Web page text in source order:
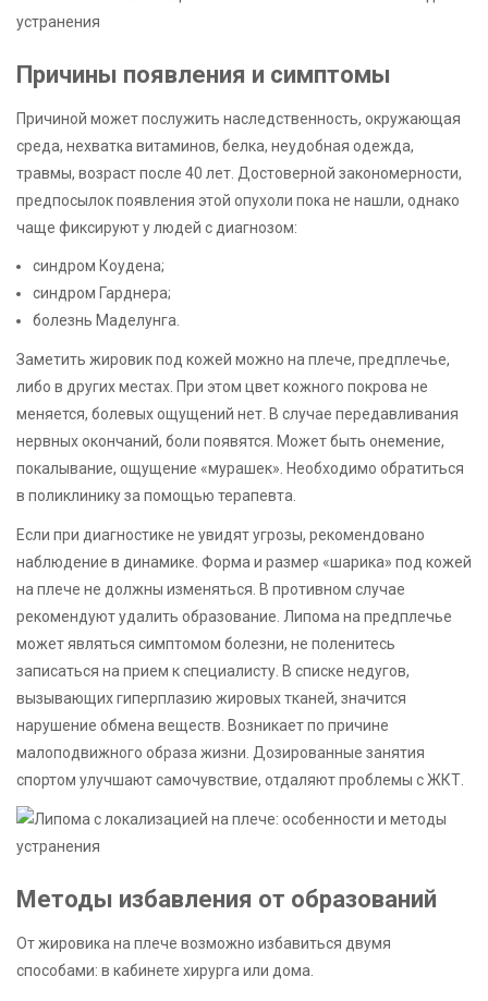
Причины появления и симптомы
Причиной может послужить наследственность, окружающая
среда, нехватка витаминов, белка, неудобная одежда,
травмы, возраст после 40 лет. Достоверной закономерности,
предпосылок появления этой опухоли пока не нашли, однако
чаще фиксируют у людей с диагнозом:
синдром Коудена;
синдром Гарднера;
болезнь Маделунга.
Заметить жировик под кожей можно на плече, предплечье,
либо в других местах. При этом цвет кожного покрова не
меняется, болевых ощущений нет. В случае передавливания
нервных окончаний, боли появятся. Может быть онемение,
покалывание, ощущение «мурашек». Необходимо обратиться
в поликлинику за помощью терапевта.
Если при диагностике не увидят угрозы, рекомендовано
наблюдение в динамике. Форма и размер «шарика» под кожей
на плече не должны изменяться. В противном случае
рекомендуют удалить образование. Липома на предплечье
может являться симптомом болезни, не поленитесь
записаться на прием к специалисту. В списке недугов,
вызывающих гиперплазию жировых тканей, значится
нарушение обмена веществ. Возникает по причине
малоподвижного образа жизни. Дозированные занятия
спортом улучшают самочувствие, отдаляют проблемы с ЖКТ.
Методы избавления от образований
От жировика на плече возможно избавиться двумя
способами: в кабинете хирурга или дома.